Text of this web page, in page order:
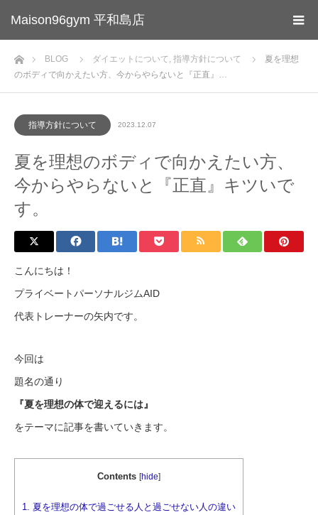
Maison96gym 平和島店
ホームBLOG ダイエットについて, 指導方針について
夏を理想
のボディで向かえたい方、今からやらないと『正直』…
指導方針について 2023.12.07
夏を理想のボディで向かえたい方、
今からやらないと『正直』キツいで
す。
こんにちは！
プライベートパーソナルジムAID
代表トレーナーの矢内です。
今回は
題名の通り
『夏を理想の体で迎えるには』
をテーマに記事を書いていきます。
Contents [hide]
1. 夏を理想の体で過ごせる人と過ごせない人の違い